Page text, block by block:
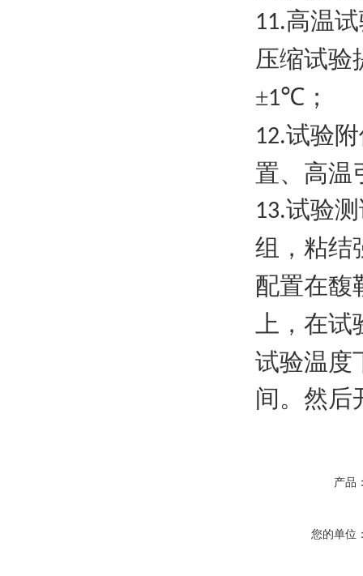
11.高温
压缩试验
±1℃ ；
12.试验
置、高温
13.试验
组，粘结
配置在馥
上，在试
试验温度
间。然后
产品
您的单位